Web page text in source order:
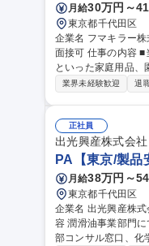
月給30万円～
東京都千代田区
企業名 フマキラー株式会社 求人名 【東京】提案営業★アルコール除菌、殺虫剤で
面接可 仕事の内容 ■当社の主力製品である「ベープ」をはじめとする殺虫用品や「キッチン用アルコール除菌」
といった家庭用品、
ー、スーパー ドラッグストア等 ）への本部商談と店頭での販売促進を中心に担っていただきます。市場や販売動
暮らしを守ること
は海外営業としてのキャリア構築も可能です。
のフマキラー ◎WEB
業界未経験歓迎 退
正社員
出光興産株式会社
PA【東京/製品
月給38万円～
東京都千代田区
企業名 出光興産株式会社 求人名 PA【東京/製品安全担当(海外化学物質規制対応)】手当充
容 潤滑油事業部門
部コンサル窓口、化